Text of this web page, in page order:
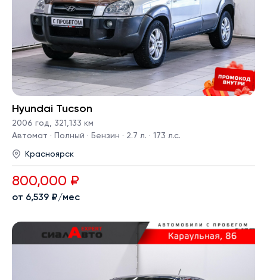
Hyundai Tucson
2006 год, 321,133 км
Автомат · Полный · Бензин · 2.7 л. · 173 л.с.
Красноярск
800,000 ₽
от 6,539 ₽/мес